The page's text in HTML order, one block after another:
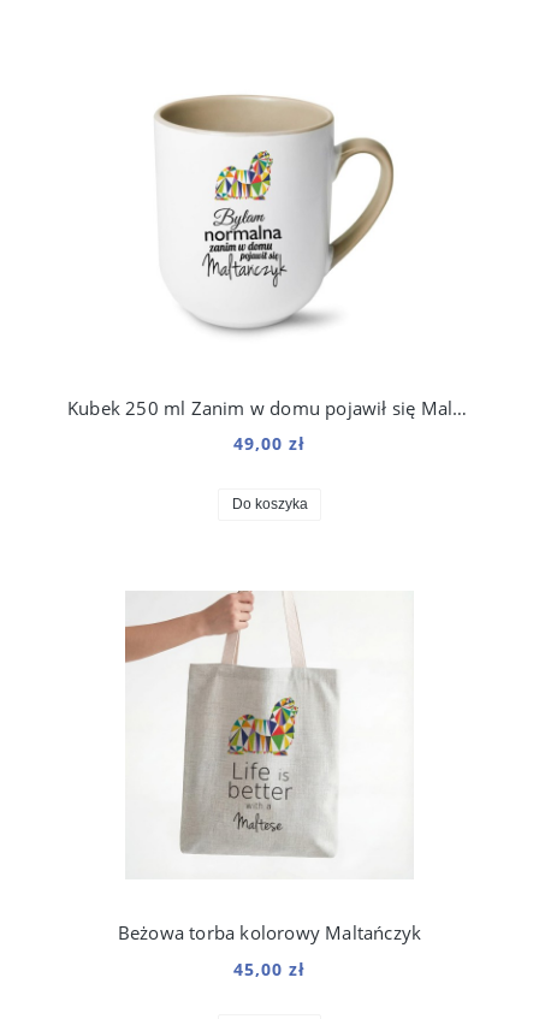
Kubek 250 ml Zanim w domu pojawił się Maltańczyk
49,00 zł
Do koszyka
Beżowa torba kolorowy Maltańczyk
45,00 zł